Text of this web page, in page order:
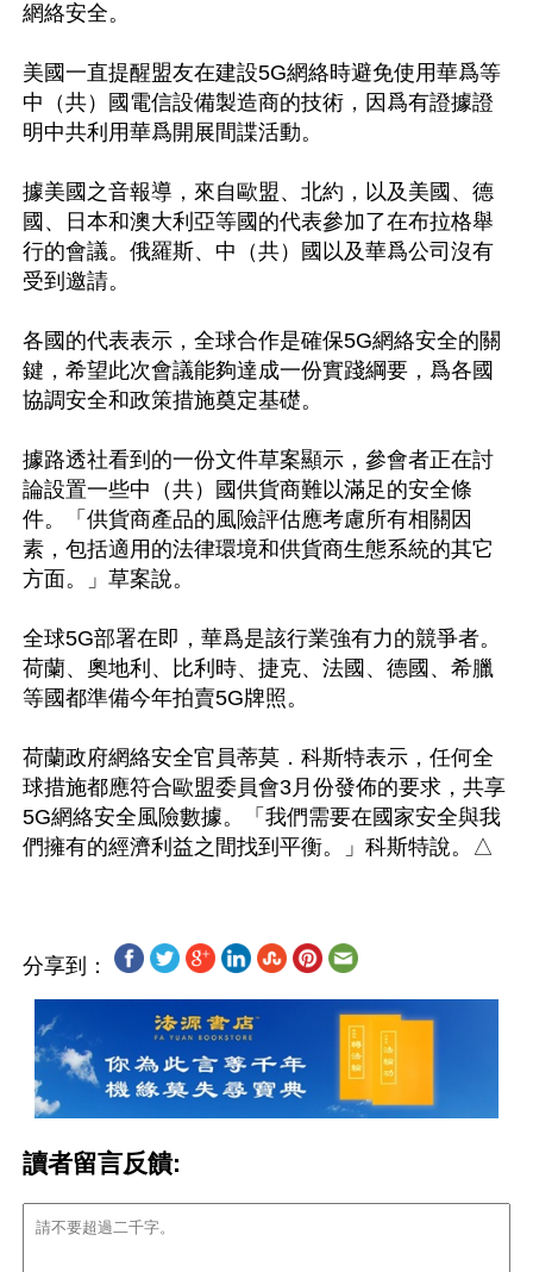
網絡安全。
美國一直提醒盟友在建設5G網絡時避免使用華爲等
中（共）國電信設備製造商的技術，因爲有證據證
明中共利用華爲開展間諜活動。
據美國之音報導，來自歐盟、北約，以及美國、德
國、日本和澳大利亞等國的代表參加了在布拉格舉
行的會議。俄羅斯、中（共）國以及華爲公司沒有
受到邀請。
各國的代表表示，全球合作是確保5G網絡安全的關
鍵，希望此次會議能夠達成一份實踐綱要，爲各國
協調安全和政策措施奠定基礎。
據路透社看到的一份文件草案顯示，參會者正在討
論設置一些中（共）國供貨商難以滿足的安全條
件。「供貨商產品的風險評估應考慮所有相關因
素，包括適用的法律環境和供貨商生態系統的其它
方面。」草案說。
全球5G部署在即，華爲是該行業強有力的競爭者。
荷蘭、奧地利、比利時、捷克、法國、德國、希臘
等國都準備今年拍賣5G牌照。
荷蘭政府網絡安全官員蒂莫．科斯特表示，任何全
球措施都應符合歐盟委員會3月份發佈的要求，共享
5G網絡安全風險數據。「我們需要在國家安全與我
分享到：
讀者留言反饋: